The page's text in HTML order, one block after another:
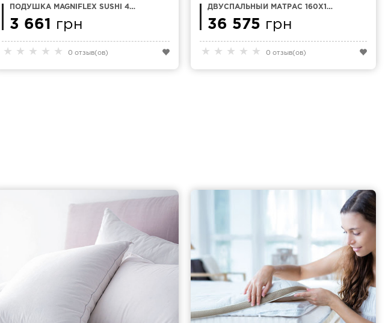
★ ★ ★ ★ ★ 0 отзыв(ов)
ПОДУШКА MAGNIFLEX SUSHI 44
3 661 грн
★ ★ ★ ★ ★ 0 отзыв(ов)
ДВУСПАЛЬНЫЙ МАТРАС 160Х190
36 575 грн